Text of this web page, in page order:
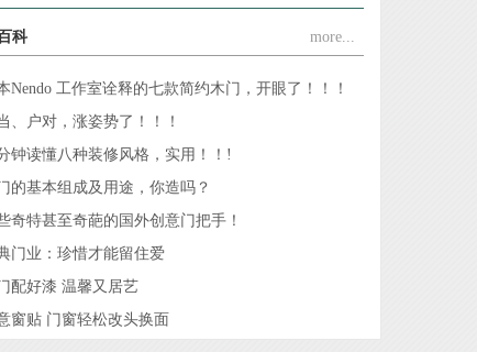
市君力门业有限公司
市新典门业有限公司
安旭门业有限公司
山市赐福门业有限公司
金家安家居有限公司
市创升门业有限公司
江山欧泰装饰材料厂
铭望世家门业有限公司
市顾尔门业有限公司
科 more...
Nendo 工作室诠释的七款简约木门，开眼了！！！
、户对，涨姿势了！！！
钟读懂八种装修风格，实用！！!
的基本组成及用途，你造吗？
奇特甚至奇葩的国外创意门把手！
门业：珍惜才能留住爱
配好漆 温馨又居艺
窗贴 门窗轻松改头换面